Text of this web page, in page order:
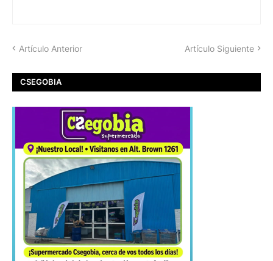
Artículo Anterior Artículo Siguiente
CSEGOBIA